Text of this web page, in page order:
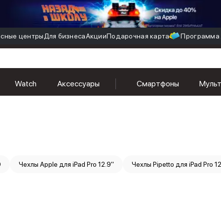
центры Для бизнесаАкцииПодарочная карта Программа
Watch Аксессуары Смартфоны
Чехлы Apple для iPad Pro 12.9'' Чехлы Pipetto для iPad Pro